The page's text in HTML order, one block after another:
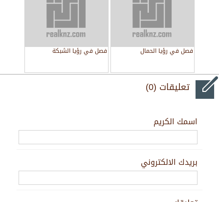
فصل في رؤيا الحمال فصل في رؤيا الشبكة
تعليقات (0)
اسمك الكريم
بريدك الالكتروني